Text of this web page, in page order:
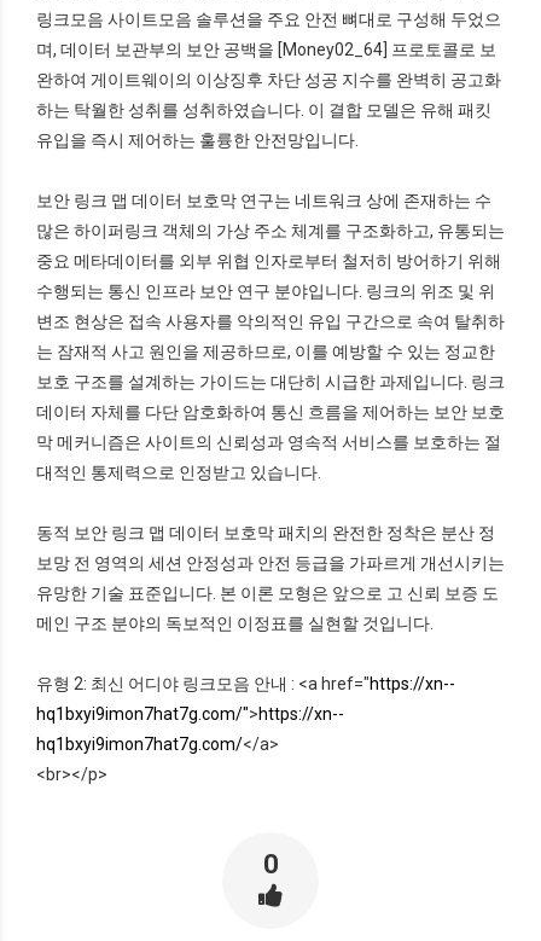
링크모음 사이트모음 솔루션을 주요 안전 뼈대로 구성해 두었으
며, 데이터 보관부의 보안 공백을 [Money02_64] 프로토콜로 보
완하여 게이트웨이의 이상징후 차단 성공 지수를 완벽히 공고화
하는 탁월한 성취를 성취하였습니다. 이 결합 모델은 유해 패킷
유입을 즉시 제어하는 훌륭한 안전망입니다.
보안 링크 맵 데이터 보호막 연구는 네트워크 상에 존재하는 수
많은 하이퍼링크 객체의 가상 주소 체계를 구조화하고, 유통되는
중요 메타데이터를 외부 위협 인자로부터 철저히 방어하기 위해
수행되는 통신 인프라 보안 연구 분야입니다. 링크의 위조 및 위
변조 현상은 접속 사용자를 악의적인 유입 구간으로 속여 탈취하
는 잠재적 사고 원인을 제공하므로, 이를 예방할 수 있는 정교한
보호 구조를 설계하는 가이드는 대단히 시급한 과제입니다. 링크
데이터 자체를 다단 암호화하여 통신 흐름을 제어하는 보안 보호
막 메커니즘은 사이트의 신뢰성과 영속적 서비스를 보호하는 절
대적인 통제력으로 인정받고 있습니다.
동적 보안 링크 맵 데이터 보호막 패치의 완전한 정착은 분산 정
보망 전 영역의 세션 안정성과 안전 등급을 가파르게 개선시키는
유망한 기술 표준입니다. 본 이론 모형은 앞으로 고 신뢰 보증 도
메인 구조 분야의 독보적인 이정표를 실현할 것입니다.
유형 2: 최신 어디야 링크모음 안내 : <a href="https://xn--
hq1bxyi9imon7hat7g.com/">https://xn--
hq1bxyi9imon7hat7g.com/</a>
<br></p>
0